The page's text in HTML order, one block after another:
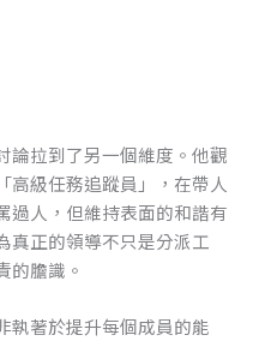
論拉到了另一個維度。他觀
高級任務追蹤員」，在帶人
過人，但維持表面的和諧有
真正的領導不只是分派工
的膽識。
執著於提升每個成員的能